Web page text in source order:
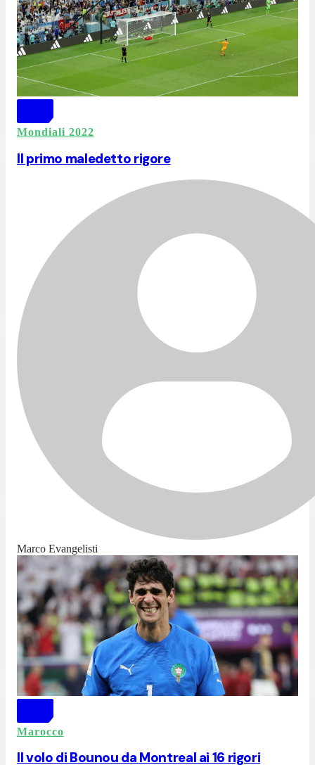
Mondiali 2022
Il primo maledetto rigore
Marco Evangelisti
Marocco
Il volo di Bounou da Montreal ai 16 rigori